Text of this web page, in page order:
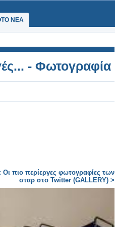
NEA
- Φωτογραφία
Οι πιο περίεργες φωτογραφίες των
σταρ στο Twitter (GALLERY) >